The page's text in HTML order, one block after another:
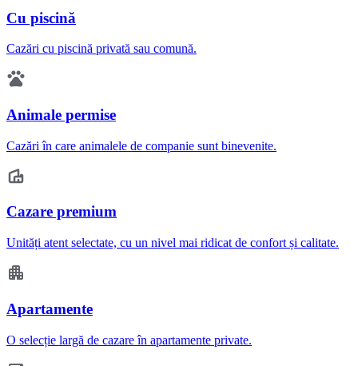
Cu piscină
Cazări cu piscină privată sau comună.
Animale permise
Cazări în care animalele de companie sunt binevenite.
Cazare premium
Unități atent selectate, cu un nivel mai ridicat de confort și calitate.
Apartamente
O selecție largă de cazare în apartamente private.